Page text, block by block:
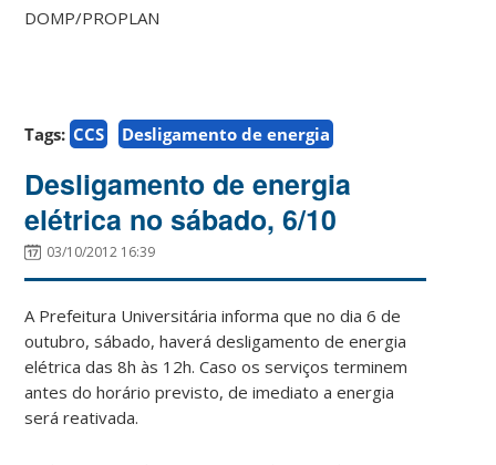
DOMP/PROPLAN
Tags: CCS Desligamento de energia
Desligamento de energia
elétrica no sábado, 6/10
03/10/2012 16:39
A Prefeitura Universitária informa que no dia 6 de
outubro, sábado, haverá desligamento de energia
elétrica das 8h às 12h. Caso os serviços terminem
antes do horário previsto, de imediato a energia
será reativada.